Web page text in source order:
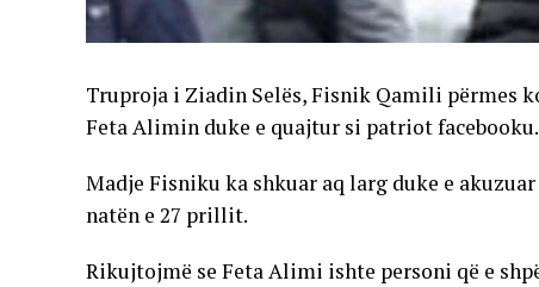
Truproja i Ziadin Selës, Fisnik Qamili përmes
Feta Alimin duke e quajtur si patriot facebooku.
Madje Fisniku ka shkuar aq larg duke e
natën e 27 prillit.
Rikujtojmë se Feta Alimi ishte personi që e